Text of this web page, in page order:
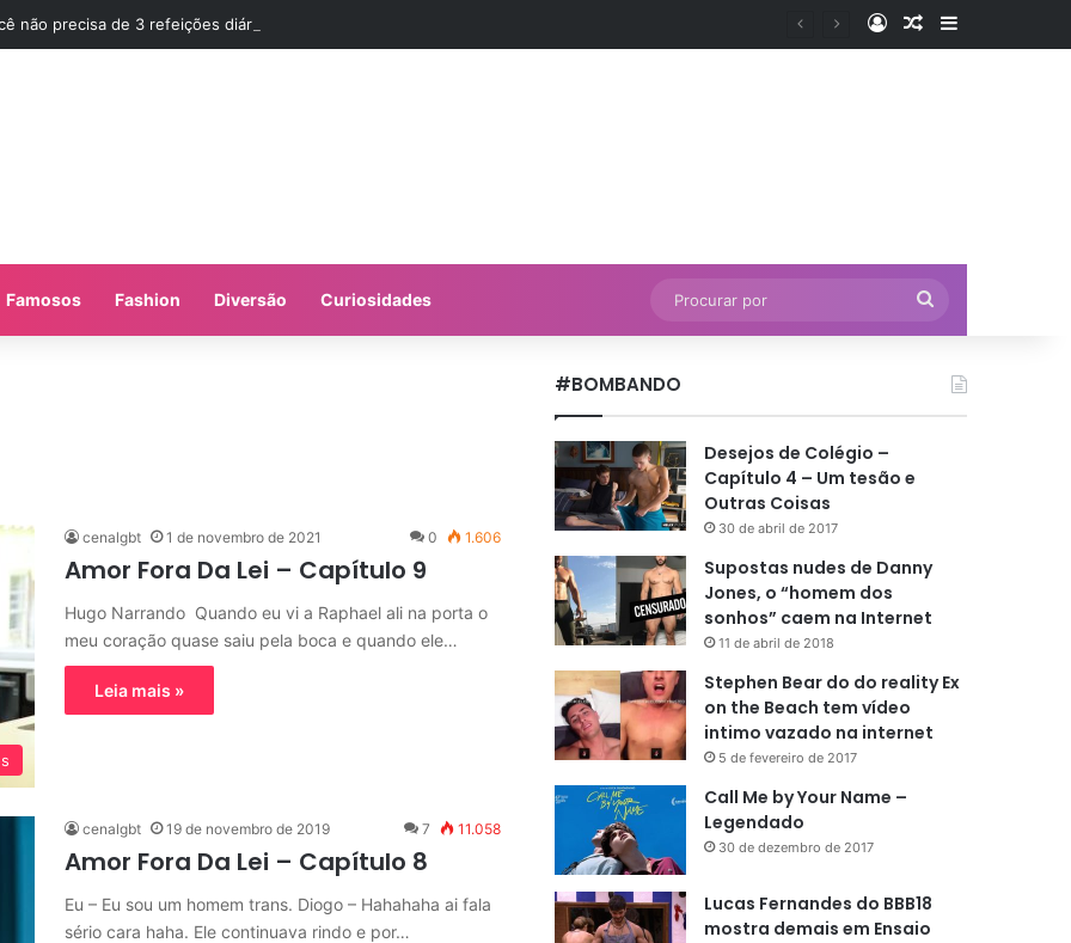
não precisa de 3 refeições diárias e sim de Jejum EntrarArtigo aleatório
Barra Lateral
Famosos Fashion Diversão Curiosidades
por
cenalgbt 1 de novembro de 2021 0 1.606
Amor Fora Da Lei – Capítulo 9
Hugo Narrando Quando eu vi a Raphael ali na porta o
meu coração quase saiu pela boca e quando ele…
Leia mais »
cenalgbt 19 de novembro de 2019 7 11.058
Amor Fora Da Lei – Capítulo 8
Eu – Eu sou um homem trans. Diogo – Hahahaha ai fala
sério cara haha. Ele continuava rindo e por…
#BOMBANDO
Desejos de Colégio –
Capítulo 4 – Um tesão e
Outras Coisas
30 de abril de 2017
Supostas nudes de Danny
Jones, o “homem dos
sonhos” caem na Internet
11 de abril de 2018
Stephen Bear do do reality Ex
on the Beach tem vídeo
intimo vazado na internet
5 de fevereiro de 2017
Call Me by Your Name –
Legendado
30 de dezembro de 2017
Lucas Fernandes do BBB18
mostra demais em Ensaio